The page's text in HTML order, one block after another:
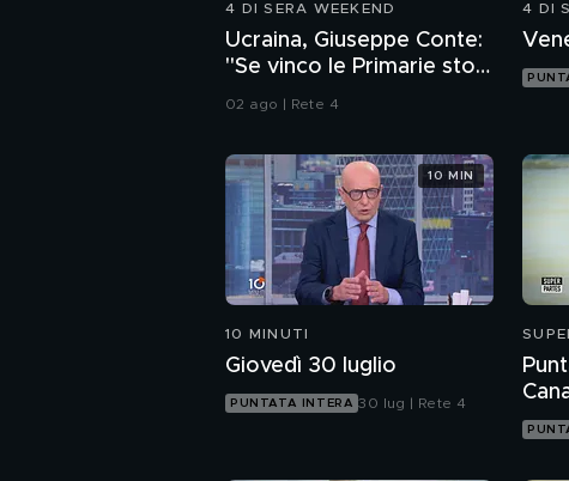
4 DI SERA WEEKEND
Ucraina, Giuseppe Conte:
"Se vinco le Primarie stop
alle armi"
02 ago | Rete 4
4 DI
10 MINUTI
Giovedì 30 luglio
PUNTATA INTERA 30 lug | Rete 4
10 MIN